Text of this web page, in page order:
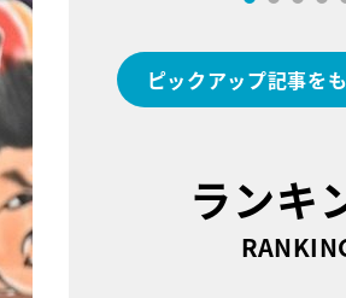
ピックアップ記事を
ランキ